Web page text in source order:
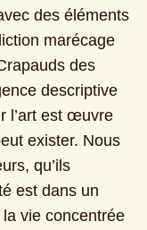
des éléments
marécage
des
descriptive
l’art est œuvre
exister. Nous
qu’ils
est dans un
vie concentrée